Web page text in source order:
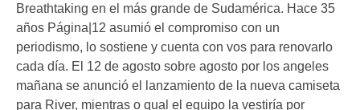
Breathtaking en el más grande de Sudamérica. Hace 35
años Página|12 asumió el compromiso con un
periodismo, lo sostiene y cuenta con vos para renovarlo
cada día. El 12 de agosto sobre agosto por los angeles
mañana se anunció el lanzamiento de la nueva camiseta
para River, mientras o qual el equipo la vestiría por